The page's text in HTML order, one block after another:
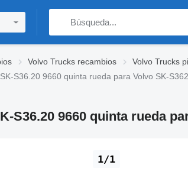
Volvo Trucks recambios Volvo Trucks
S36.20 9660 quinta rueda para Volvo SK-
S36.20 9660 quinta rueda
1/1